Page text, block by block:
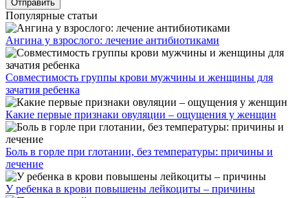
Популярные статьи
Ангина у взрослого: лечение антибиотиками
Совместимость группы крови мужчины и женщины для
зачатия ребенка
Какие первые признаки овуляции – ощущения у женщин
Боль в горле при глотании, без температуры: причины и
лечение
У ребенка в крови повышены лейкоциты – причины